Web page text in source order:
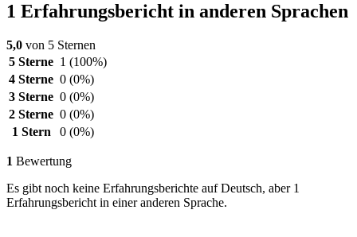
1 Erfahrungsbericht in anderen Sprachen
5,0 von 5 Sternen
5 Sterne 1 (100%)
4 Sterne 0 (0%)
3 Sterne 0 (0%)
2 Sterne 0 (0%)
1 Stern
0 (0%)
1 Bewertung
Es gibt noch keine Erfahrungsberichte auf Deutsch, aber 1
Erfahrungsbericht in einer anderen Sprache.